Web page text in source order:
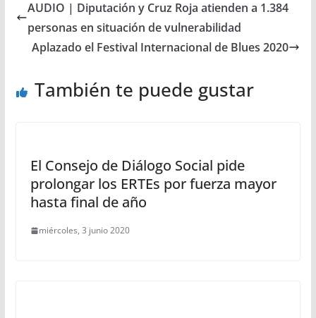
AUDIO | Diputación y Cruz Roja atienden a 1.384
personas en situación de vulnerabilidad
Aplazado el Festival Internacional de Blues 2020
También te puede gustar
El Consejo de Diálogo Social pide
prolongar los ERTEs por fuerza mayor
hasta final de año
miércoles, 3 junio 2020